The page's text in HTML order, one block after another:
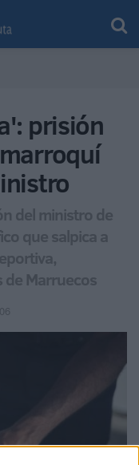
prisión
del ministro de
que salpica a
Marruecos